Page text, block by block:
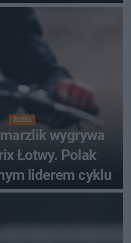
ŻUŻEL
wygrywa
Łotwy. Polak
liderem cyklu